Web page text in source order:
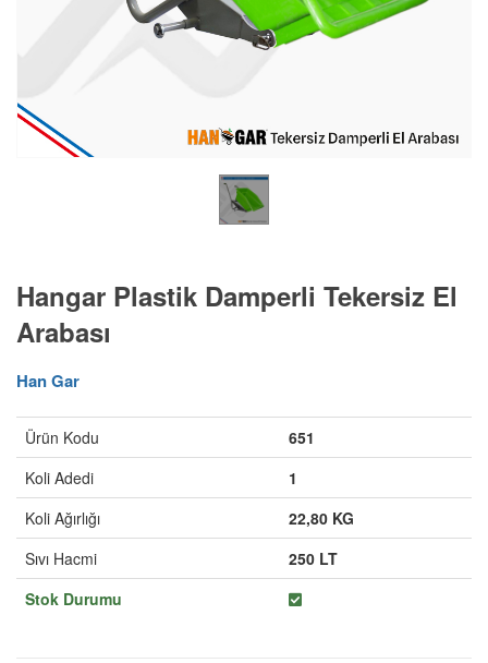
Hangar Plastik Damperli Tekersiz El
Arabası
Han Gar
Ürün Kodu
651
Koli Adedi
1
Koli Ağırlığı
22,80 KG
Sıvı Hacmi
250 LT
Stok Durumu